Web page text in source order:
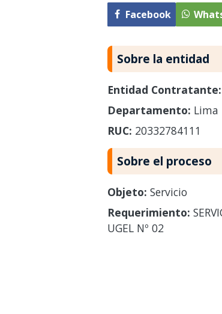
Facebook
Sobre la entidad
Entidad Contratante:
Departamento: Lima
RUC: 20332784111
Sobre el proceso
Objeto: Servicio
Requerimiento:
UGEL Nº 02